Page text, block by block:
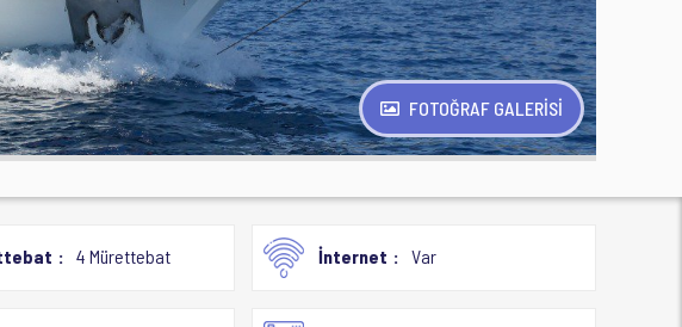
FOTOĞRAF GALERİSİ
4 Mürettebat İnternet Var